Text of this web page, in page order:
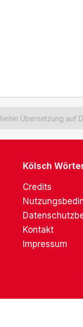
hehin Übersetzung auf
Kölsch
Credits
Kontakt
Impressum